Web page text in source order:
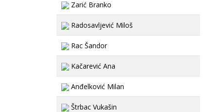
Zarić Branko
Radosavljević Miloš
Rac Šandor
Kačarević Ana
Anđelković Milan
Štrbac Vukašin